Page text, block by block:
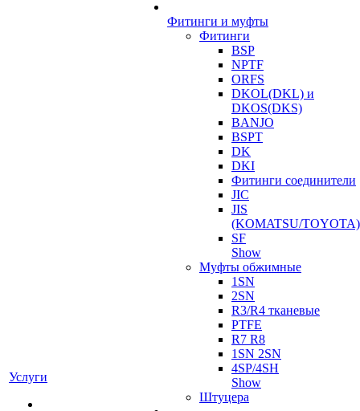
Услуги
Фитинги и муфты
Фитинги
BSP
NPTF
ORFS
DKOL(DKL) и
DKOS(DKS)
BANJO
BSPT
DK
DKI
Фитинги соединители
JIC
JIS
(KOMATSU/TOYOTA)
SF
Show
Муфты обжимные
1SN
2SN
R3/R4 тканевые
PTFE
R7 R8
1SN 2SN
4SP/4SH
Show
Штуцера